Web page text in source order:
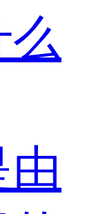
么